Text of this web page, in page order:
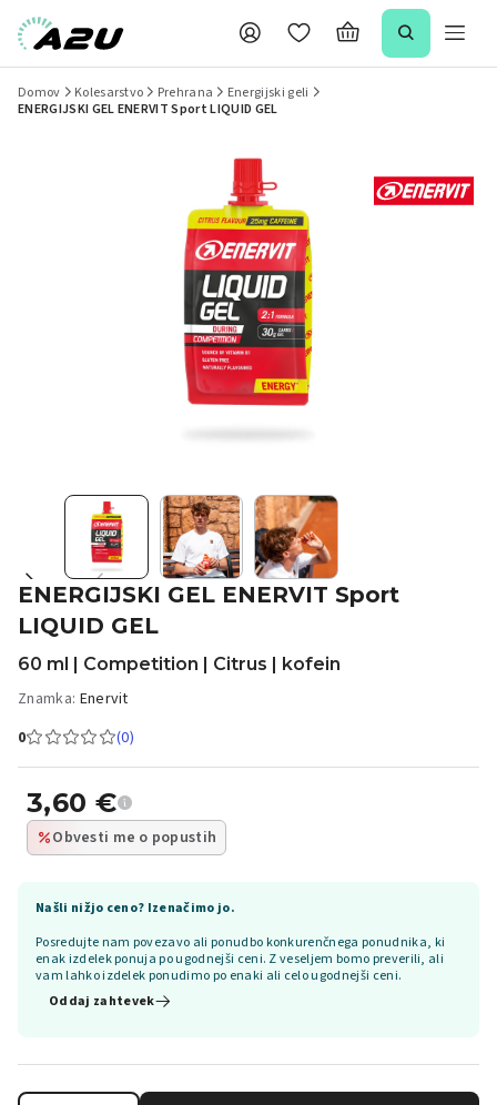
Domov Kolesarstvo Prehrana
Energijski geli
ENERGIJSKI GEL ENERVIT Sport LIQUID GEL
ENERGIJSKI GEL ENERVIT Sport
LIQUID GEL
60 ml | Competition | Citrus | kofein
Znamka: Enervit
0
(0)
3,60 €
Obvesti me o popustih
Našli nižjo ceno? Izenačimo jo.
Posredujte nam povezavo ali ponudbo konkurenčnega ponudnika, ki
enak izdelek ponuja po ugodnejši ceni. Z veseljem bomo preverili, ali
vam lahko izdelek ponudimo po enaki ali celo ugodnejši ceni.
Oddaj zahtevek